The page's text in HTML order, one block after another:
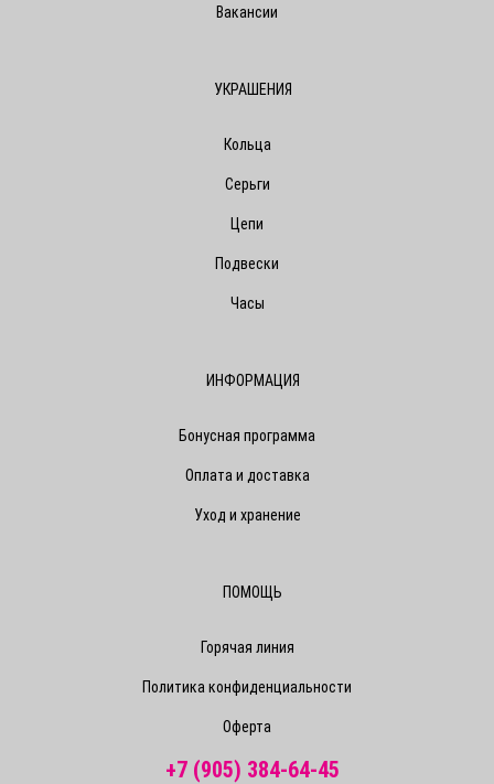
Вакансии
УКРАШЕНИЯ
Кольца
Серьги
Цепи
Подвески
Часы
ИНФОРМАЦИЯ
Бонусная программа
Оплата и доставка
Уход и хранение
ПОМОЩЬ
Горячая линия
Политика конфиденциальности
Оферта
+7 (905) 384-64-45